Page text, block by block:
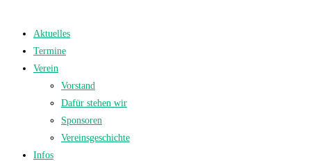
Aktuelles
Termine
Verein
Vorstand
Dafür stehen wir
Sponsoren
Vereinsgeschichte
Infos